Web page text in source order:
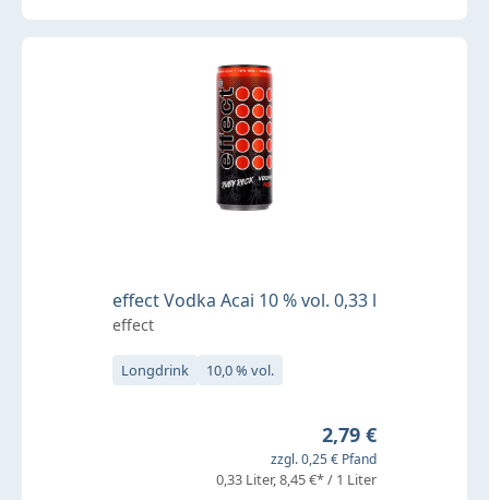
effect Vodka Acai 10 % vol. 0,33 l
effect
Longdrink 10,0 % vol.
Regulärer Preis:
2,79 €
zzgl. 0,25 € Pfand
0,33 Liter 8,45 €* / 1 Liter